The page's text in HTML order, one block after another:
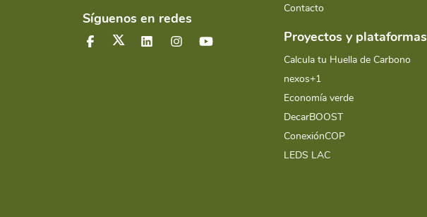
Síguenos en redes
Contacto
Proyectos y plataformas
Calcula tu Huella de Carbono
nexos+1
Economía verde
DecarBOOST
ConexiónCOP
LEDS LAC